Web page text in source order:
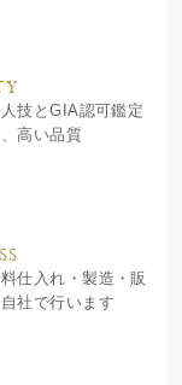
技とGIA認可鑑定
高い品質
仕入れ・製造・販
社で行います